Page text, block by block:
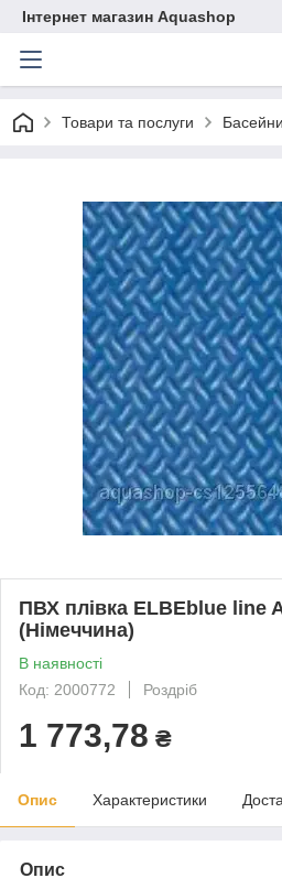
Інтернет магазин Aquashop
Товари та послуги Басейни
ПВХ плівка ELBEblue line
(Німеччина)
В наявності
Код: 2000772
Роздріб
1 773,78 ₴
Опис Характеристики
Опис